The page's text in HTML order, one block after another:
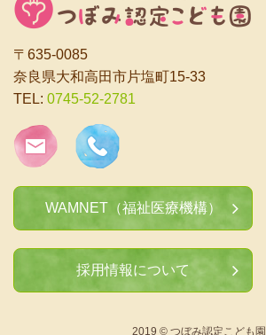
〒635-0085
奈良県大和高田市片塩町15-33
TEL: 0745-52-2781
WAMNET（福祉医療機構）
採用情報について
2019 © つぼみ認定こども園